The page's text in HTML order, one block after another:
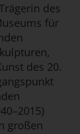
des
für
des 20.
großen